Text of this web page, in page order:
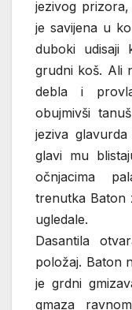
jezivog
je savijena u
duboki udisaji
grudni koš. Ali
debla i
obujmivši
jeziva
glavi mu
očnjacima
trenutka Baton
ugledale.
Dasantila
položaj. Baton
je grdni
gmaza